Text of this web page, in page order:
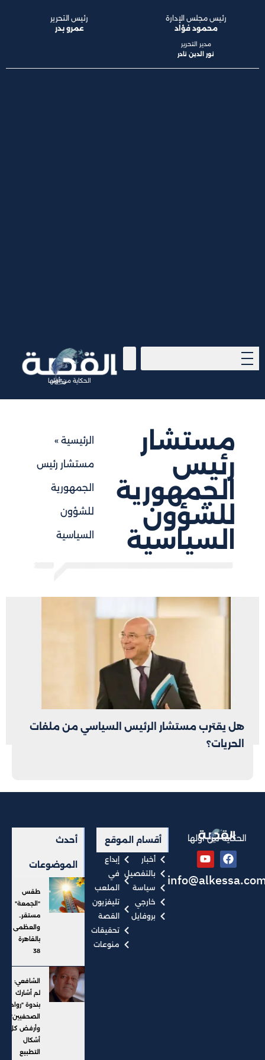
الحكاية من أولها
رئيس مجلس الإدارة
محمود فؤاد
مدير التحرير
نور الدين نادر
رئيس التحرير
عمرو بدر
مستشار
رئيس
الجمهورية
للشؤون
السياسية
الرئيسية»
مستشار رئيس
الجمهورية
للشؤون
السياسية
هل يقترب مستشار الرئيس السياسي من ملفات
الحريات؟
الحكاية من أولها أقسام الموقع
أخبار
بالتفصيل
سياسة
خارجي
بروفايل
إبداع
في
الملعب
تليفزيون
القصة
تحقيقات
منوعات
أحدث
الموضوعات
طقس
"الجمعة"
مستقر..
والعظمى
بالقاهرة
38
الشافعي:
لم أشارك
بندوة "رواد
الصحفيين"..
وأرفض كل
أشكال
التطبيع